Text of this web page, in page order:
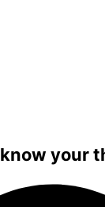
know your